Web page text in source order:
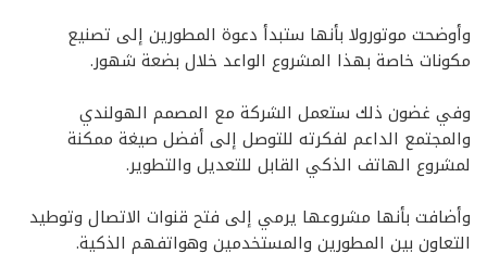
وأوضحت موتورولا بأنها ستبدأ دعوة المطورين إلى تصنيع
مكونات خاصة بهذا المشروع الواعد خلال بضعة شهور.
وفي غضون ذلك ستعمل الشركة مع المصمم الهولندي
والمجتمع الداعم لفكرته للتوصل إلى أفضل صيغة ممكنة
لمشروع الهاتف الذكي القابل للتعديل والتطوير.
وأضافت بأنها مشروعها يرمي إلى فتح قنوات الاتصال وتوطيد
التعاون بين المطورين والمستخدمين وهواتفهم الذكية.